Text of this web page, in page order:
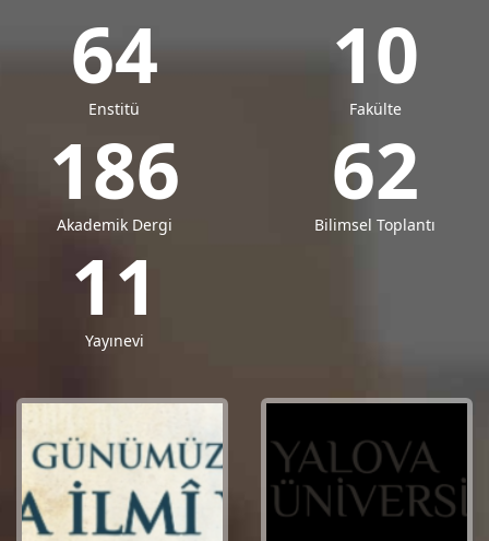
64
Enstitü
10
Fakülte
186
Akademik Dergi
62
Bilimsel Toplantı
11
Yayınevi